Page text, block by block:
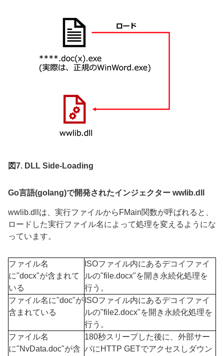
図7. DLL Side-Loading
Go言語(golang)で開発されたインジェクター wwlib.dll
wwlib.dll は、実行ファイルから FMain関数が呼ばれると、
ロードした実行ファイル名によって処理を変えるようにな
っています。
ファイル名
に"docx"が含まれて
いる
ISOファイル内にあるデコイファイ
ルの"file.docx"を開き永続化処理を
行う。
ファイル名に"doc"が
含まれている
ISOファイル内にあるデコイファイ
ルの"file2.docx"を開き永続化処理を
行う。
ファイル名
に"NvData.doc"が含
180秒スリープした後に、外部サー
バに HTTP GETでアクセスしダウン